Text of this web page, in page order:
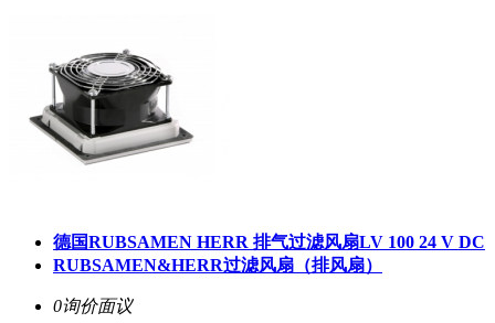
德国RUBSAMEN HERR 排气过滤风扇LV 100 24 V DC
RUBSAMEN&HERR过滤风扇（排风扇）
0询价面议